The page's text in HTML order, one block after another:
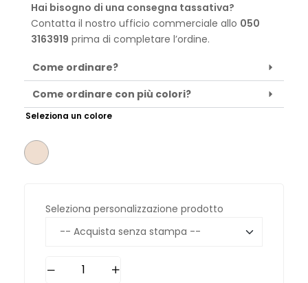
Hai bisogno di una consegna tassativa?
Contatta il nostro ufficio commerciale allo 050
3163919 prima di completare l’ordine.
Come ordinare?
Come ordinare con più colori?
Seleziona un colore
Seleziona personalizzazione prodotto